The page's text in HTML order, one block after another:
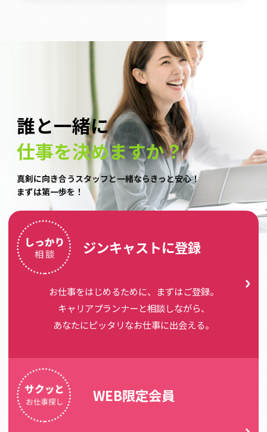
誰と一緒に
仕事を決めますか？
真剣に向き合うスタッフと一緒ならきっと安心！
まずは第一歩を！
ジンキャストに登録
お仕事をはじめるために、まずはご登録。
キャリアプランナーと相談しながら、
あなたにピッタリなお仕事に出会える。
WEB限定会員